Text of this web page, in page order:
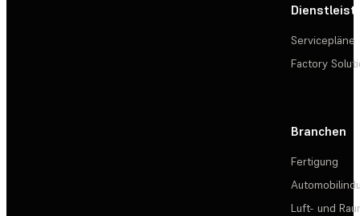
Servicepläne
Factory
Branchen
Fertigung
Luft- und